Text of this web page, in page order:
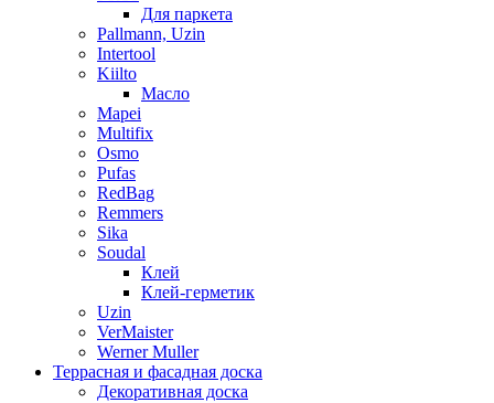
Для паркета
Pallmann, Uzin
Intertool
Kiilto
Масло
Mapei
Multifix
Osmo
Pufas
RedBag
Remmers
Sika
Soudal
Клей
Клей-герметик
Uzin
VerMaister
Werner Muller
Террасная и фасадная доска
Декоративная доска